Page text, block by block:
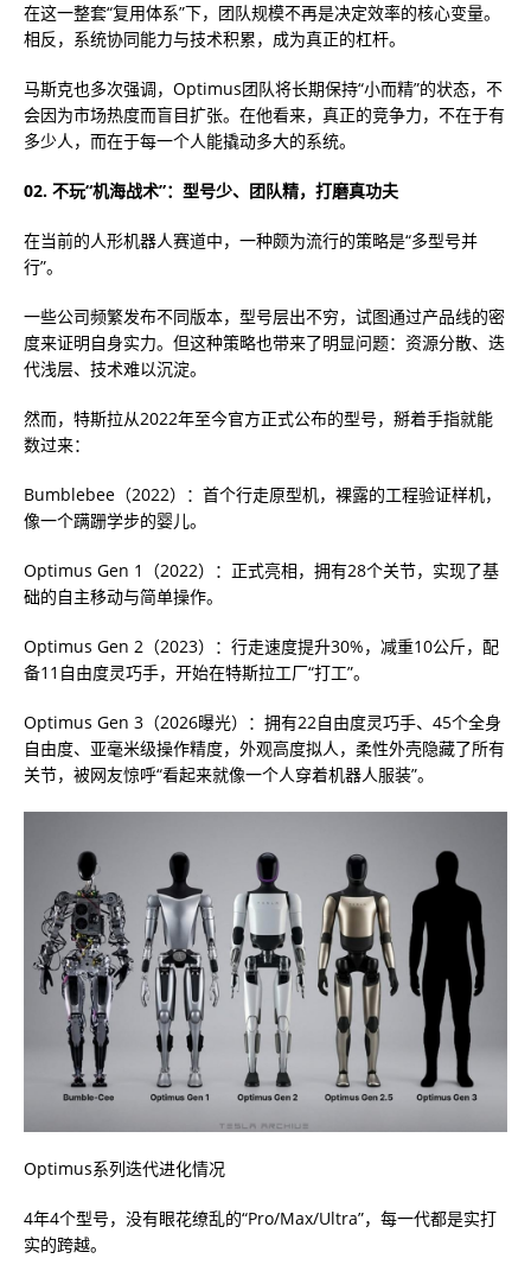
在这一整套“复用体系”下，团队规模不再是决定效率的核心变量。
相反，系统协同能力与技术积累，成为真正的杠杆。
马斯克也多次强调，Optimus团队将长期保持“小而精”的状态，不
会因为市场热度而盲目扩张。在他看来，真正的竞争力，不在于有
多少人，而在于每一个人能撬动多大的系统。
02. 不玩“机海战术”：型号少、团队精，打磨真功夫
在当前的人形机器人赛道中，一种颇为流行的策略是“多型号并
行”。
一些公司频繁发布不同版本，型号层出不穷，试图通过产品线的密
度来证明自身实力。但这种策略也带来了明显问题：资源分散、迭
代浅层、技术难以沉淀。
然而，特斯拉从2022年至今官方正式公布的型号，掰着手指就能
数过来：
Bumblebee（2022）：首个行走原型机，裸露的工程验证样机，
像一个蹒跚学步的婴儿。
Optimus Gen 1（2022）：正式亮相，拥有28个关节，实现了基
础的自主移动与简单操作。
Optimus Gen 2（2023）：行走速度提升30%，减重10公斤，配
备11自由度灵巧手，开始在特斯拉工厂“打工”。
Optimus Gen 3（2026曝光）：拥有22自由度灵巧手、45个全身
自由度、亚毫米级操作精度，外观高度拟人，柔性外壳隐藏了所有
关节，被网友惊呼“看起来就像一个人穿着机器人服装”。
Optimus系列迭代进化情况
4年4个型号，没有眼花缭乱的“Pro/Max/Ultra”，每一代都是实打
实的跨越。